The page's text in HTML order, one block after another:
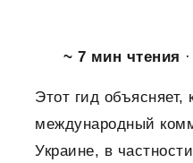
~ 7 мин чтения ·
Этот гид объясняет,
международный
Украине, в